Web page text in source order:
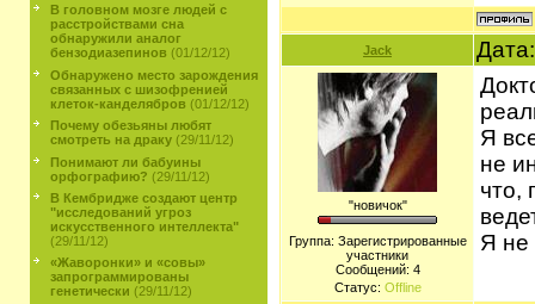
В головном мозге людей с
расстройствами сна
обнаружили аналог
бензодиазепинов (01/12/12)
Обнаружено место зарождения
связанных с шизофренией
клеток-канделябров (01/12/12)
Почему обезьяны любят
смотреть на драку (29/11/12)
Понимают ли бабуины
орфографию? (29/11/12)
В Кембридже создают центр
"исследований угроз
искусственного интеллекта"
(29/11/12)
«Жаворонки» и «совы»
запрограммированы
генетически (29/11/12)
Jack
"новичок"
Группа: Зарегистрированные
участники
Сообщений: 4
Статус: Offline
Я
не
что,
Я не